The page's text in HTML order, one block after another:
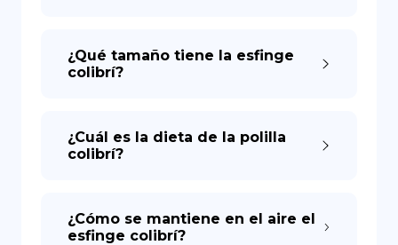
¿Qué tamaño tiene la esfinge
colibrí?
¿Cuál es la dieta de la polilla
colibrí?
¿Cómo se mantiene en el aire el
esfinge colibrí?